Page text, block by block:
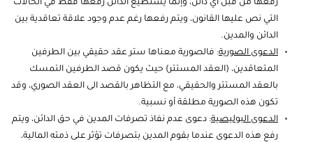
رفعها من قبل أي دائن، وإنما يستطيع الدائن رفعها فقط في الحالات
التي نص عليها القانون، ويتم رفعها رغم عدم وجود علاقة تعاقدية بين
الدائن والمدين.
الدعوى الصورية: فالصورية معناها ستر عقد حقيقي بين الطرفين
المتعاقدين، (العقد المستتر) حيث يكون قصد الطرفين التمسك
بالعقد المستتر والحقيقي، مع التظاهر بالقصد الى العقد الصوري، وقد
تكون هذه الصورية مطلقة أو نسبية.
الدعوى البوليصية: دعوى عدم نفاذ تصرفات المدين في حق الدائن، ويتم
رفع هذه الدعوى عندما بقوم المدين بتصرفات تؤثر على ذمته المالية،